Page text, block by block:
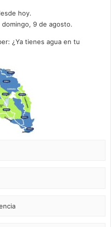
hoy.
9 de agosto.
¿Ya tienes agua en tu